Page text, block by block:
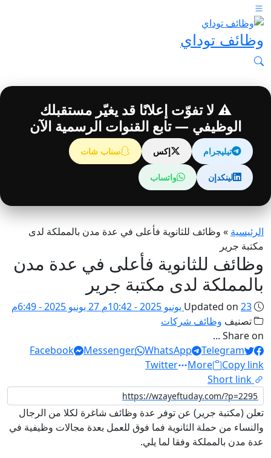
وظائف توداي
⚠️ لا تفوّت إعلانًا قد يغيّر مستقبلك
الوظيفي — تابع القنوات الرسمية الآن
تيليجرام إكس سناب شات
لينكدإن واتساب
الرئيسية » وظائف للثانوية فأعلى في عدة مدن بالمملكة لدى
مكتبة جرير
وظائف للثانوية فأعلى في عدة مدن
بالمملكة لدى مكتبة جرير
Updated on 23 يونيو 2025 - 10:42م
27 يونيو 2025 - 6:49م
تصنيف وظائف شركات
Share on ...
Facebook
Messenger WhatsApp
Telegram
Twitter
More
Copy link
Short link
تعلن (مكتبة جرير) عن توفر عدة وظائف شاغرة لكلا من الرجال
والنساء من حملة الثانوية فما فوق للعمل بعدة مجالات وظيفية في
عدة مدن بالمملكة وفقا لما يلي.